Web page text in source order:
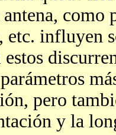
como
etc. influyen
pero
y la